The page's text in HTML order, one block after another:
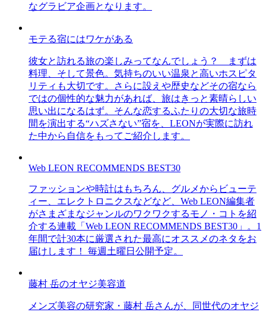
なグラビア企画となります。
モテる宿にはワケがある
彼女と訪れる旅の楽しみってなんでしょう？ まずは
料理、そして景色。気持ちのいい温泉と高いホスピタ
リティも大切です。さらに設えや歴史などその宿なら
ではの個性的な魅力があれば、旅はきっと素晴らしい
思い出になるはず。そんな恋するふたりの大切な旅時
間を演出する“ハズさない”宿を、LEONが実際に訪れ
た中から自信をもってご紹介します。
Web LEON RECOMMENDS BEST30
ファッションや時計はもちろん、グルメからビューテ
ィー、エレクトロニクスなどなど、Web LEON編集者
がさまざまなジャンルのワクワクするモノ・コトを紹
介する連載「Web LEON RECOMMENDS BEST30」。1
年間で計30本に厳選された最高にオススメのネタをお
届けします！ 毎週土曜日公開予定。
藤村 岳のオヤジ美容道
メンズ美容の研究家・藤村 岳さんが、同世代のオヤジ